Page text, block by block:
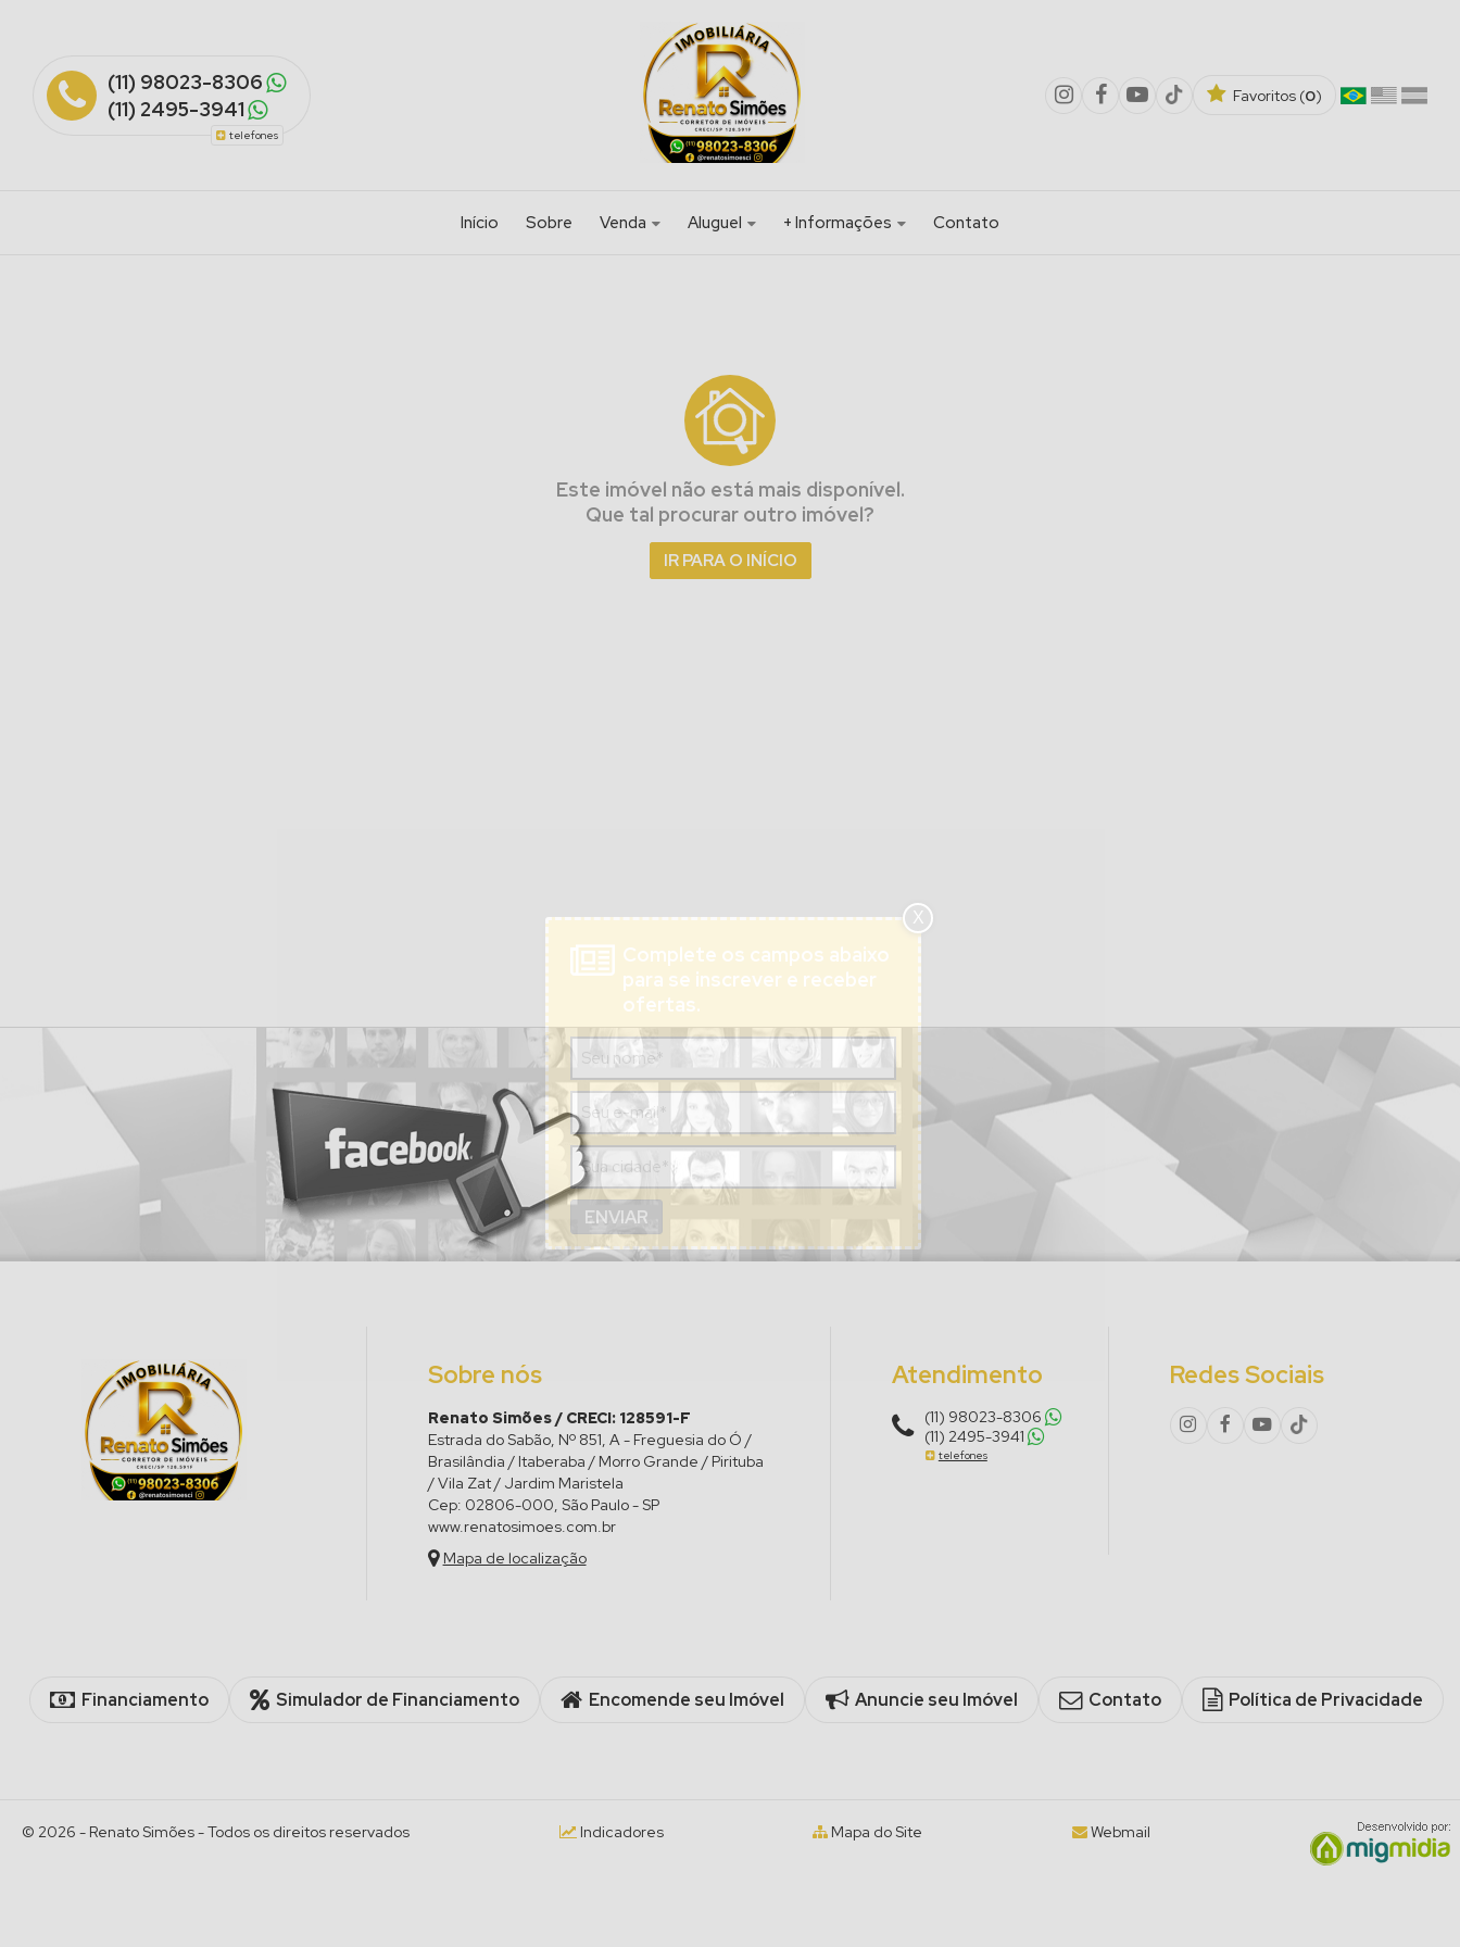
(11) 98023-8306
(11) 2495-3941
telefones
Favoritos (0)
Início Sobre
Venda
Sobrado Geminado (1)
Aluguel
+ Informações
Contato
Este imóvel não está mais disponível.
Que tal procurar outro imóvel?
IR PARA O INÍCIO
Complete os campos abaixo
para se inscrever e receber
ofertas.
X
Sobre nós
Renato Simões / CRECI: 128591-F
Estrada do Sabão, Nº 851, A - Freguesia do Ó /
Brasilândia / Itaberaba / Morro Grande / Pirituba
/ Vila Zat / Jardim Maristela
Cep: 02806-000, São Paulo-SP
www.renatosimoes.com.br
Mapa de localização
Atendimento
(11) 98023-8306
(11) 2495-3941
telefones
Redes Sociais
Financiamento Simulador de Financiamento Encomende seu Imóvel Anuncie seu Imóvel Contato Política de Privacidade
© 2026 - Renato Simões- Todos os direitos reservados Indicadores Mapa do Site Webmail